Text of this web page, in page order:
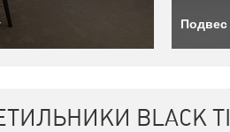
Подвес
BLACK